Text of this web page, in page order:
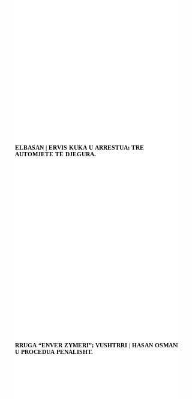
ELBASAN | ERVIS KUKA U ARRESTUA; TRE
AUTOMJETE TË DJEGURA.
RRUGA “ENVER ZYMERI”; VUSHTRRI | HASAN OSMANI
U PROCEDUA PENALISHT.